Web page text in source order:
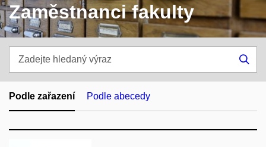
Zaměstnanci fakulty
hledaný
výraz
Podle zařazení Podle abecedy